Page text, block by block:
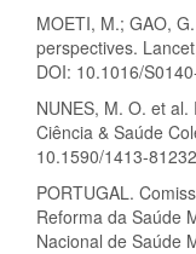
MOETI, M.; GAO,
perspectives.
DOI: 10.1016/
NUNES, M. O. et
Ciência & Saúde
10.1590/1413-
PORTUGAL.
Reforma da Saúde
Nacional de Saúde